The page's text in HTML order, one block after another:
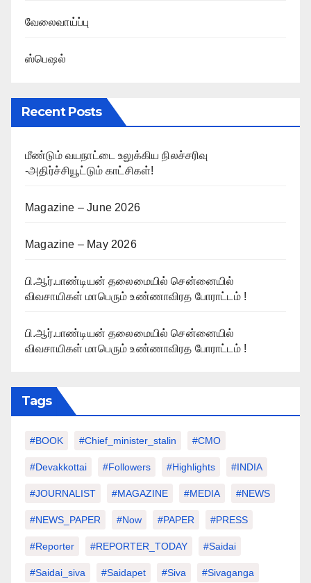
வேலைவாய்ப்பு
ஸ்பெஷல்
Recent Posts
மீண்டும் வயநாட்டை உலுக்கிய நிலச்சரிவு
-அதிர்ச்சியூட்டும் காட்சிகள்!
Magazine – June 2026
Magazine – May 2026
பி.ஆர்.பாண்டியன் தலைமையில் சென்னையில்
விவசாயிகள் மாபெரும் உண்ணாவிரத போராட்டம் !
பி.ஆர்.பாண்டியன் தலைமையில் சென்னையில்
விவசாயிகள் மாபெரும் உண்ணாவிரத போராட்டம் !
Tags
#BOOK #chief_minister_stalin #CMO
#devakkottai #followers #highlights #INDIA
#JOURNALIST #MAGAZINE #MEDIA #NEWS
#NEWS_PAPER #Now #PAPER #PRESS
#Reporter #REPORTER_TODAY #saidai
#saidai_siva #saidapet #Siva #Sivaganga